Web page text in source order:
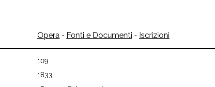
Opera - Fonti e Documenti - Iscrizioni
109
1833